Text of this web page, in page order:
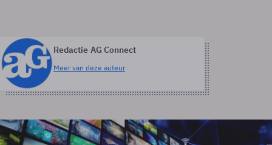
Redactie AG Connect
Meer van deze auteur